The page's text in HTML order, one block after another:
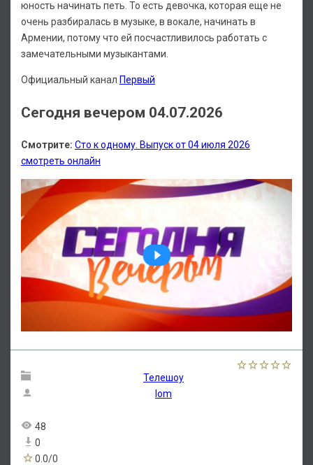
юность начинать петь. То есть девочка, которая еще не
очень разбиралась в музыке, в вокале, начинать в
Армении, потому что ей посчастливилось работать с
замечательными музыкантами.
Официальный канал Первый
Сегодня вечером 04.07.2026
Смотрите: Сто к одному. Выпуск от 04 июля 2026
смотреть онлайн
Телешоу
lom
48
0
0.0/0